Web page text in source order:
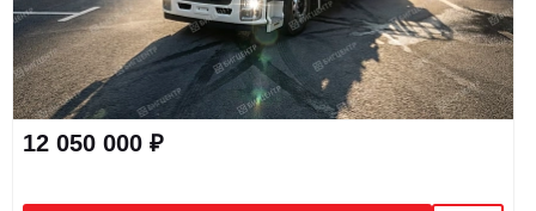
12 050 000 ₽